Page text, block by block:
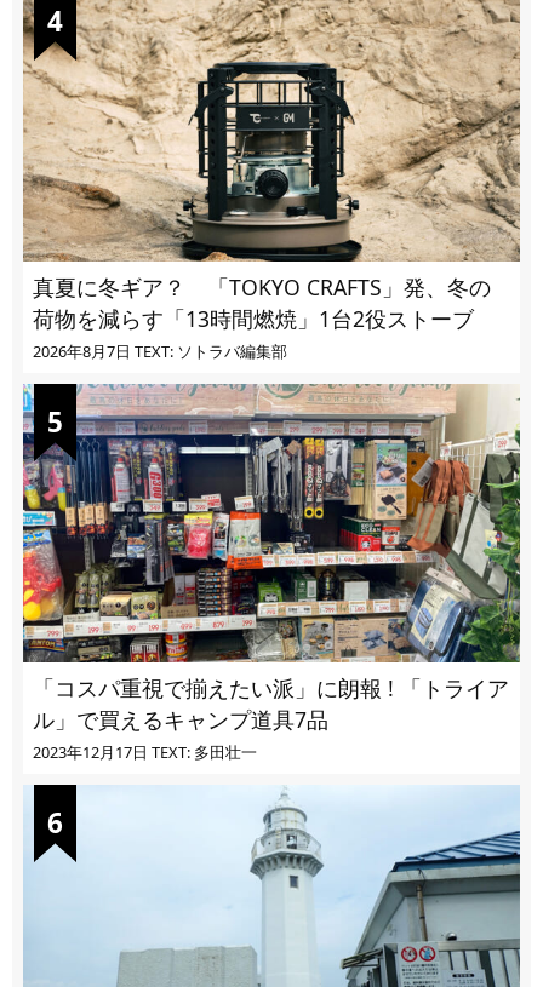
真夏に冬ギア？ 「TOKYO CRAFTS」発、冬の
荷物を減らす「13時間燃焼」1台2役ストーブ
2026年8月7日 TEXT: ソトラバ編集部
「コスパ重視で揃えたい派」に朗報 ! 「トライア
ル」で買えるキャンプ道具7品
2023年12月17日 TEXT: 多田壮一